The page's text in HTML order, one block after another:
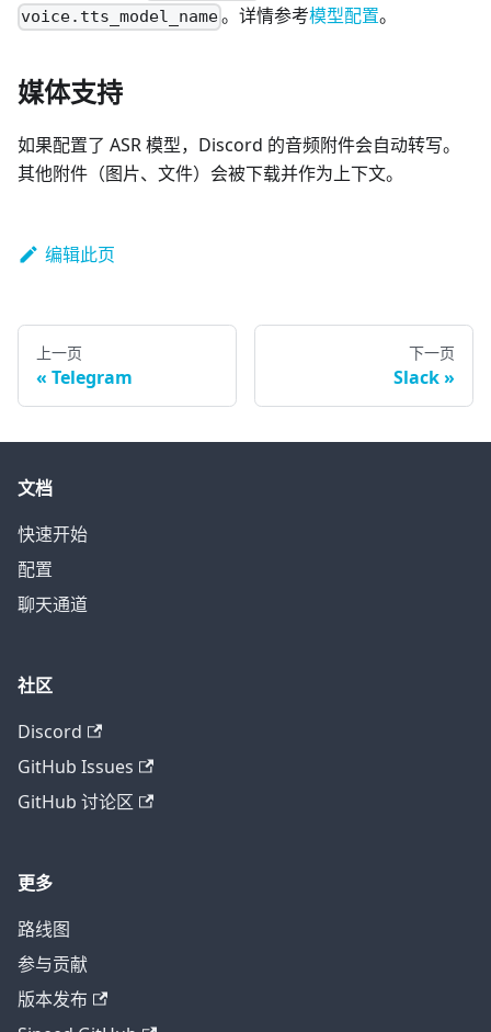
voice.tts_model_name。详情参考模型配置。
媒体支持
如果配置了 ASR 模型，Discord 的音频附件会自动转写。
其他附件（图片、文件）会被下载并作为上下文。
编辑此页
上一页
Telegram
下一页
Slack
文档
快速开始
配置
聊天通道
社区
Discord
GitHub Issues
GitHub 讨论区
更多
路线图
参与贡献
版本发布